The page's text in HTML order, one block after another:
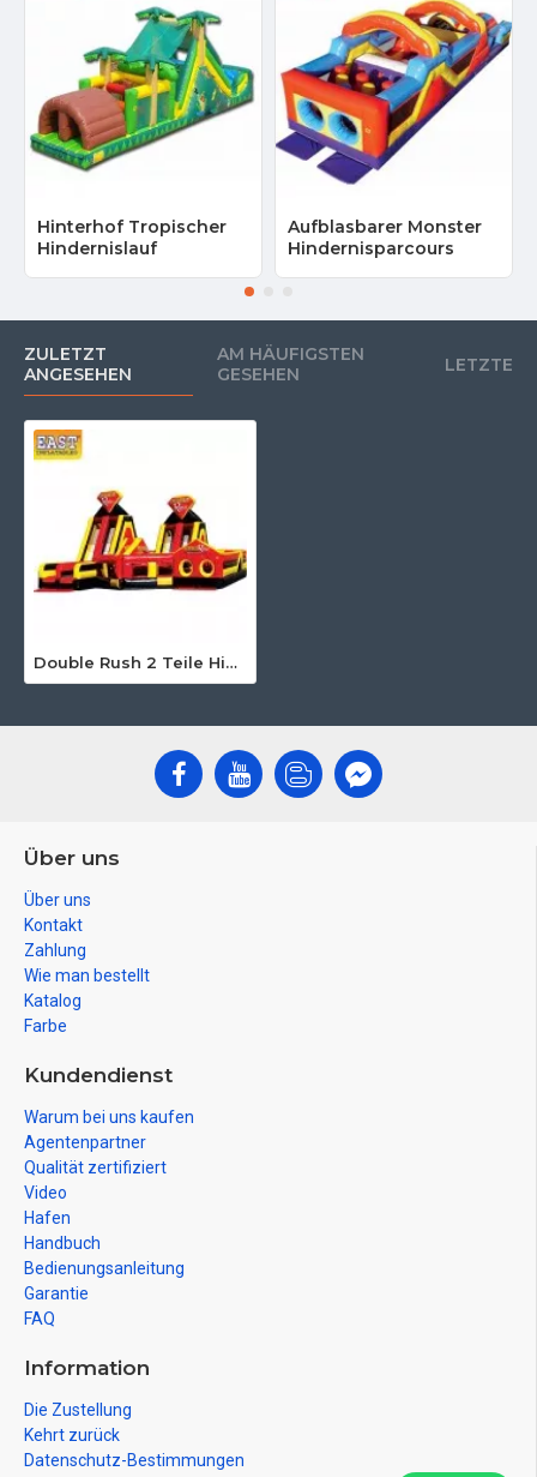
Hinterhof Tropischer
Hindernislauf
Aufblasbarer Monster
Hindernisparcours
ZULETZT
ANGESEHEN
AM HÄUFIGSTEN
GESEHEN
LETZTE
Double Rush 2 Teile Hindernisparcours
Über uns
Über uns
Kontakt
Zahlung
Wie man bestellt
Katalog
Farbe
Kundendienst
Warum bei uns kaufen
Agentenpartner
Qualität zertifiziert
Video
Hafen
Handbuch
Bedienungsanleitung
Garantie
FAQ
Information
Die Zustellung
Kehrt zurück
Datenschutz-Bestimmungen